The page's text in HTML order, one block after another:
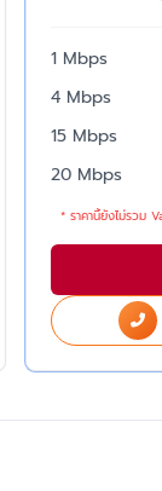
1 Mbps
4 Mbps
15 Mbps
20 Mbps
* ราคานี้ยังไม่รวม